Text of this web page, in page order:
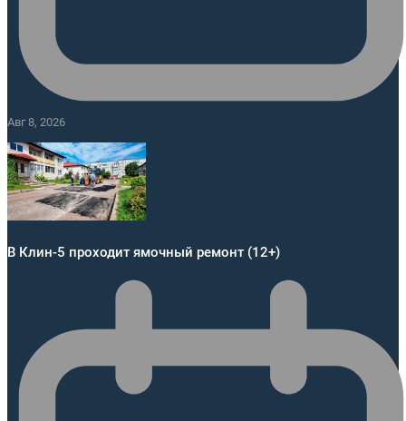
Авг 8, 2026
В Клин-5 проходит ямочный ремонт (12+)